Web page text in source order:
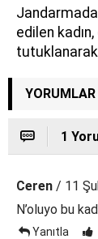
edilen
1
Ceren / 11
N’oluyo bu
Yanıtla